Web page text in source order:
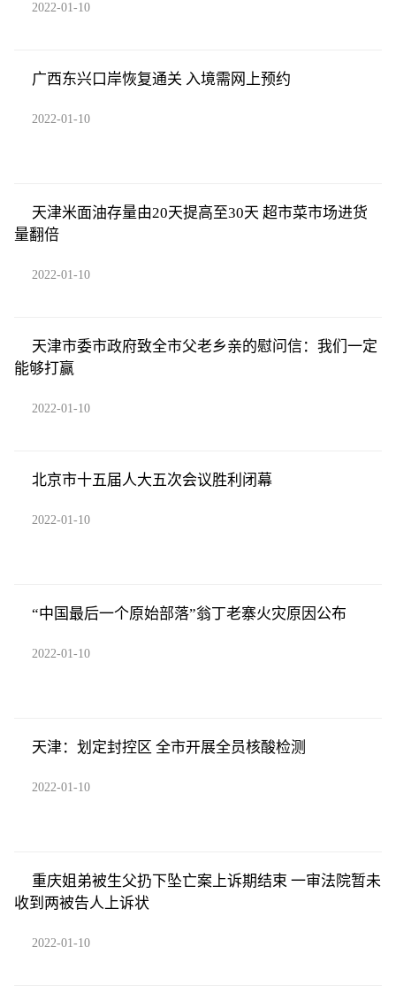
2022-01-10
广西东兴口岸恢复通关 入境需网上预约
2022-01-10
天津米面油存量由20天提高至30天 超市菜市场进货
量翻倍
2022-01-10
天津市委市政府致全市父老乡亲的慰问信：我们一定
能够打赢
2022-01-10
北京市十五届人大五次会议胜利闭幕
2022-01-10
“中国最后一个原始部落”翁丁老寨火灾原因公布
2022-01-10
天津：划定封控区 全市开展全员核酸检测
2022-01-10
重庆姐弟被生父扔下坠亡案上诉期结束 一审法院暂未
收到两被告人上诉状
2022-01-10